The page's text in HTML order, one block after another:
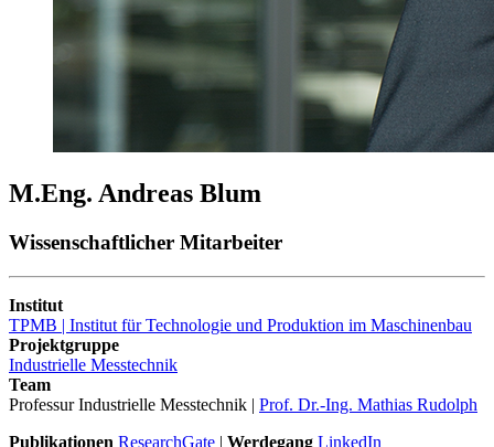
M.Eng. Andreas Blum
Wissenschaftlicher Mitarbeiter
Institut
TPMB | Institut für Technologie und Produktion im Maschinenbau
Projektgruppe
Industrielle Messtechnik
Team
Professur Industrielle Messtechnik | Prof. Dr.-Ing. Mathias Rudolph
Publikationen ResearchGate | Werdegang LinkedIn